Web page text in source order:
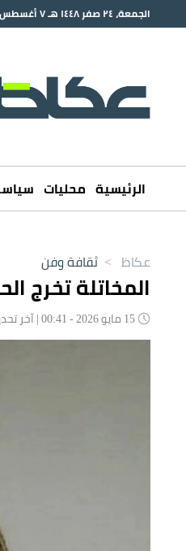
الجمعة، ٢٤ صفر ١٤٤٨ هـ ٧ أغسطس ٢٠٢٦ م
الرئيسية محليات
عكاظ > ثقافة وفن
المخاتلة تخرج